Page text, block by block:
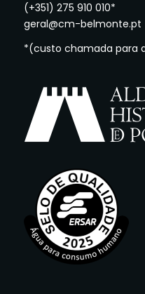
(+351) 275 910 010*
geral@cm-belmonte.pt
*(custo chamada para